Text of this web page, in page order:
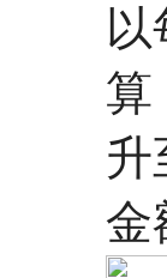
以
算
升
金